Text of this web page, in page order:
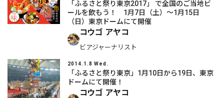
「ふるさと祭り東京2017」 で全国のご当地ビ
ールを飲もう！ 1月7日（土）～1月15日
（日）東京ドームにて開催
コウゴ アヤコ
ビアジャーナリスト
2014.1.8 Wed.
「ふるさと祭り東京」1月10日から19日、東京
ドームにて開催！
コウゴ アヤコ